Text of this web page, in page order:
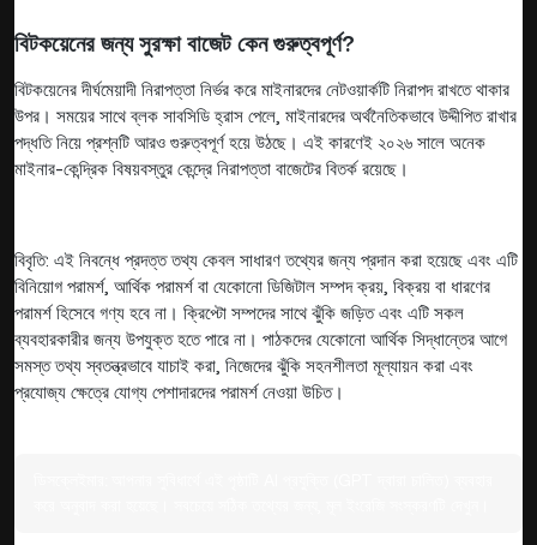
বিটকয়েনের জন্য সুরক্ষা বাজেট কেন গুরুত্বপূর্ণ?
বিটকয়েনের দীর্ঘমেয়াদী নিরাপত্তা নির্ভর করে মাইনারদের নেটওয়ার্কটি নিরাপদ রাখতে থাকার
উপর। সময়ের সাথে ব্লক সাবসিডি হ্রাস পেলে, মাইনারদের অর্থনৈতিকভাবে উদ্দীপিত রাখার
পদ্ধতি নিয়ে প্রশ্নটি আরও গুরুত্বপূর্ণ হয়ে উঠছে। এই কারণেই ২০২৬ সালে অনেক
মাইনার-কেন্দ্রিক বিষয়বস্তুর কেন্দ্রে নিরাপত্তা বাজেটের বিতর্ক রয়েছে।
বিবৃতি: এই নিবন্ধে প্রদত্ত তথ্য কেবল সাধারণ তথ্যের জন্য প্রদান করা হয়েছে এবং এটি
বিনিয়োগ পরামর্শ, আর্থিক পরামর্শ বা যেকোনো ডিজিটাল সম্পদ ক্রয়, বিক্রয় বা ধারণের
পরামর্শ হিসেবে গণ্য হবে না। ক্রিপ্টো সম্পদের সাথে ঝুঁকি জড়িত এবং এটি সকল
ব্যবহারকারীর জন্য উপযুক্ত হতে পারে না। পাঠকদের যেকোনো আর্থিক সিদ্ধান্তের আগে
সমস্ত তথ্য স্বতন্ত্রভাবে যাচাই করা, নিজেদের ঝুঁকি সহনশীলতা মূল্যায়ন করা এবং
প্রযোজ্য ক্ষেত্রে যোগ্য পেশাদারদের পরামর্শ নেওয়া উচিত।